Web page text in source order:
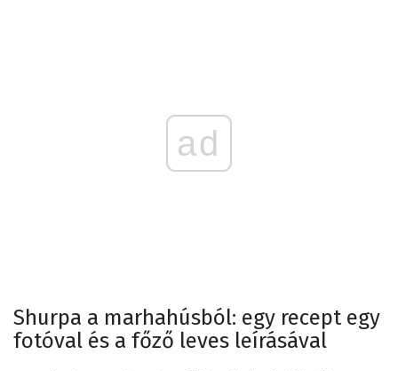
ad
Shurpa a marhahúsból: egy recept egy
fotóval és a főző leves leírásával